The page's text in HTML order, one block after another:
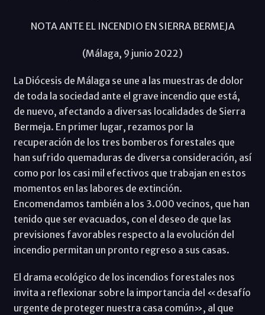
NOTA ANTE EL INCENDIO EN SIERRA BERMEJA
(Málaga, 9 junio 2022)
La Diócesis de Málaga se une a las muestras de dolor
de toda la sociedad ante el grave incendio que está,
de nuevo, afectando a diversas localidades de Sierra
Bermeja. En primer lugar, rezamos por la
recuperación de los tres bomberos forestales que
han sufrido quemaduras de diversa consideración, así
como por los casi mil efectivos que trabajan en estos
momentos en las labores de extinción.
Encomendamos también a los 3.000 vecinos, que han
tenido que ser evacuados, con el deseo de que las
previsiones favorables respecto a la evolución del
incendio permitan un pronto regreso a sus casas.
El drama ecológico de los incendios forestales nos
invita a reflexionar sobre la importancia del «desafío
urgente de proteger nuestra casa común», al que